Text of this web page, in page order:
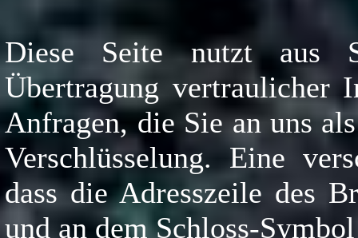
Diese Seite nutzt aus
Übertragung vertraulicher
Anfragen, die Sie an uns
Verschlüsselung. Eine
dass die Adresszeile des
und an dem Schloss-